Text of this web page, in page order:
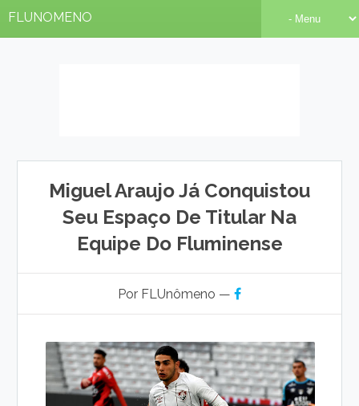
FLUNOMENO
Miguel Araujo Já Conquistou
Seu Espaço De Titular Na
Equipe Do Fluminense
Por FLUnômeno —